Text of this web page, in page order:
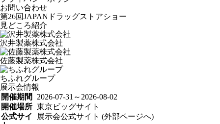
お問い合わせ
第26回JAPANドラッグストアショー
見どころ紹介
沢井製薬株式会社
佐藤製薬株式会社
ちふれグループ
展示会情報
開催期間
2026-07-31～2026-08-02
開催場所 東京ビッグサイト
公式サイ
展示会公式サイト (外部ページへ)